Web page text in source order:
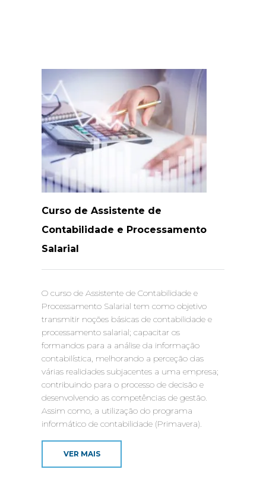
Curso de Assistente de
Contabilidade e Processamento
Salarial
O curso de Assistente de Contabilidade e
Processamento Salarial tem como objetivo
transmitir noções básicas de contabilidade e
processamento salarial; capacitar os
formandos para a análise da informação
contabilística, melhorando a perceção das
várias realidades subjacentes a uma empresa;
contribuindo para o processo de decisão e
desenvolvendo as competências de gestão.
Assim como, a utilização do programa
informático de contabilidade (Primavera).
VER MAIS